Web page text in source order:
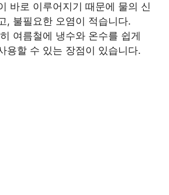
바로 이루어지기 때문에 물의 신
, 불필요한 오염이 적습니다.
여름철에 냉수와 온수를 쉽게
용할 수 있는 장점이 있습니다.